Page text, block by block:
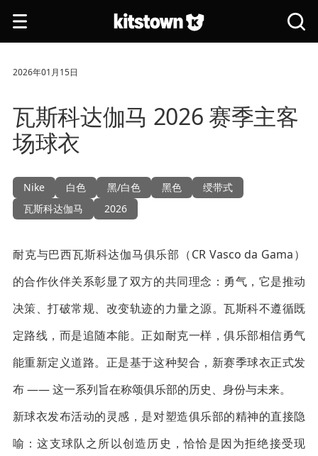
打
开
航
搜
索
2026年01月15日
瓦斯科达伽马 2026 赛季主客
场球衣
Nike 白色 黑/白色 黑色
绶带式
瓦斯科达伽马
2026
耐克与巴西瓦斯科达伽马俱乐部（CR Vasco da Gama）
的合作伙伴关系彰显了双方的共同理念：勇气，它是推动
决策、打破常规、改变轨迹的力量之源。瓦斯科不遵循既
定路线，而是追随本能。正如耐克一样，俱乐部相信勇气
能重新定义道路。正是基于这种契合，新赛季球衣正式发
布 —— 这一系列旨在称颂俱乐部的历史、身份与未来。
新球衣发布活动的灵感，是对塑造俱乐部的精神的直接隐
喻：这支球队之所以创造历史，恰恰是因为拒绝接受现